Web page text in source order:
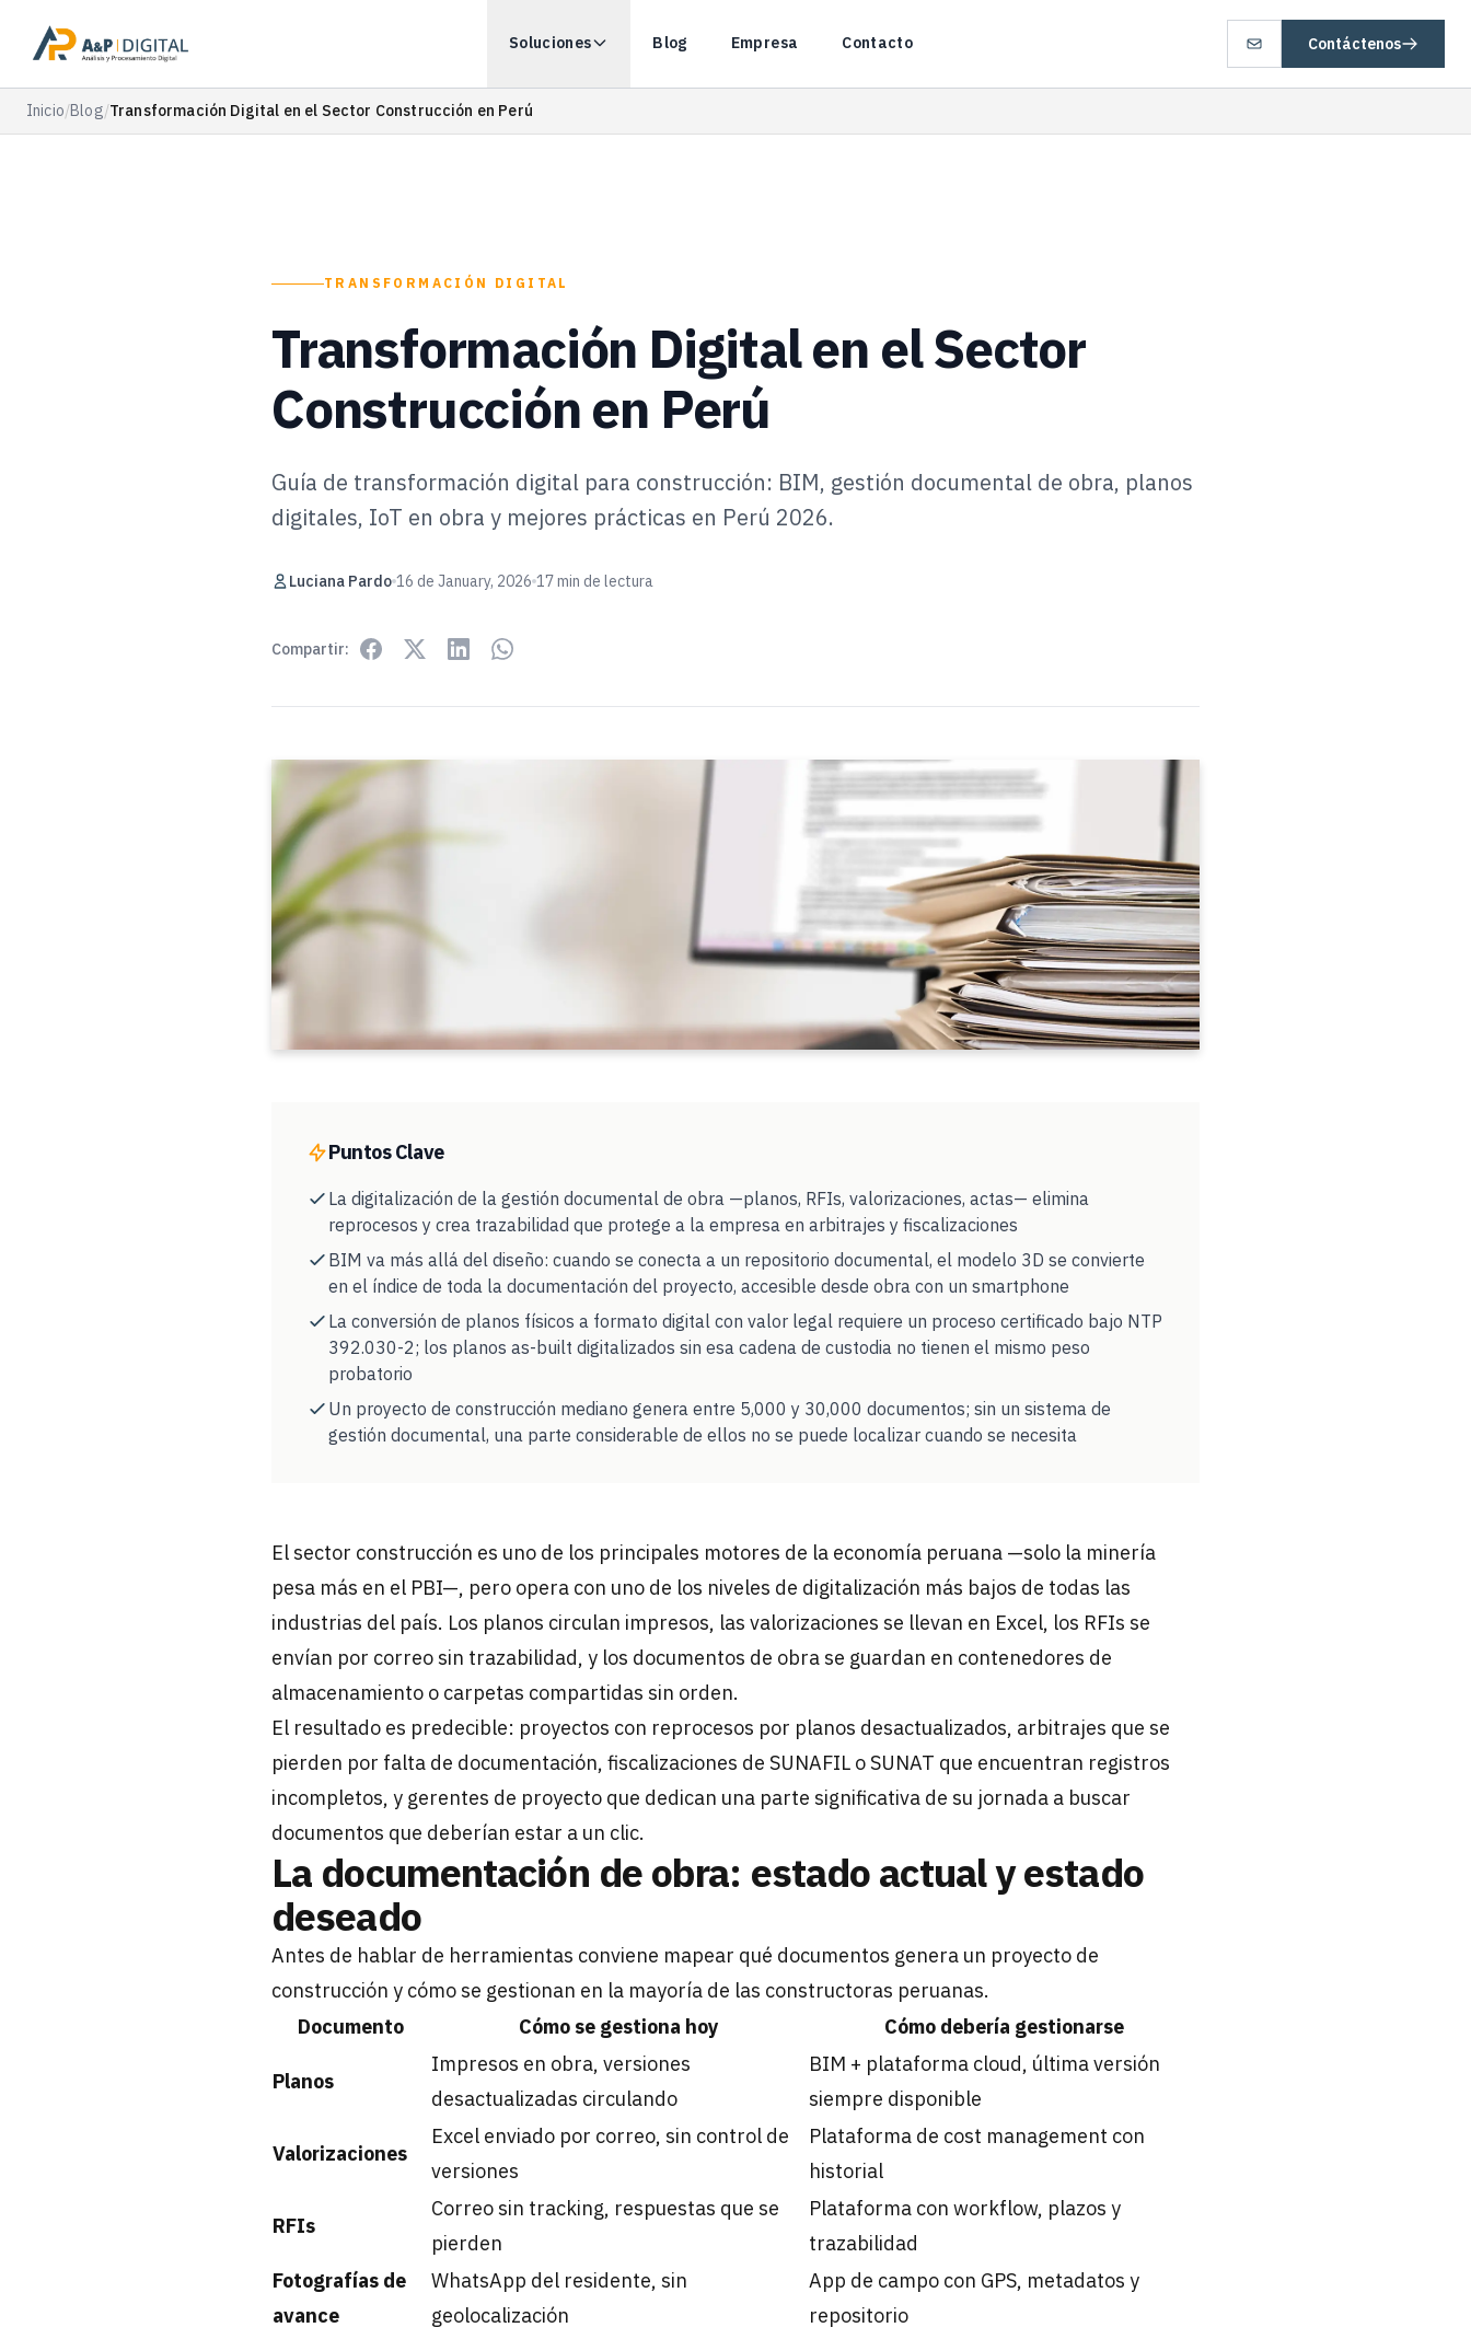
Soluciones Blog Empresa Contacto Contáctenos
Inicio/Blog/Transformación Digital en el Sector Construcción en Perú
TRANSFORMACIÓN DIGITAL
Transformación Digital en el Sector
Construcción en Perú
Guía de transformación digital para construcción: BIM, gestión documental de obra, planos
digitales, IoT en obra y mejores prácticas en Perú 2026.
Luciana Pardo 16 de January, 2026 17 min de lectura
Compartir:
Puntos Clave
La digitalización de la gestión documental de obra —planos, RFIs, valorizaciones, actas— elimina
reprocesos y crea trazabilidad que protege a la empresa en arbitrajes y fiscalizaciones
BIM va más allá del diseño: cuando se conecta a un repositorio documental, el modelo 3D se convierte
en el índice de toda la documentación del proyecto, accesible desde obra con un smartphone
La conversión de planos físicos a formato digital con valor legal requiere un proceso certificado bajo NTP
392.030-2; los planos as-built digitalizados sin esa cadena de custodia no tienen el mismo peso
probatorio
Un proyecto de construcción mediano genera entre 5,000 y 30,000 documentos; sin un sistema de
gestión documental, una parte considerable de ellos no se puede localizar cuando se necesita
El sector construcción es uno de los principales motores de la economía peruana —solo la minería
pesa más en el PBI—, pero opera con uno de los niveles de digitalización más bajos de todas las
industrias del país. Los planos circulan impresos, las valorizaciones se llevan en Excel, los RFIs se
envían por correo sin trazabilidad, y los documentos de obra se guardan en contenedores de
almacenamiento o carpetas compartidas sin orden.
El resultado es predecible: proyectos con reprocesos por planos desactualizados, arbitrajes que se
pierden por falta de documentación, fiscalizaciones de SUNAFIL o SUNAT que encuentran registros
incompletos, y gerentes de proyecto que dedican una parte significativa de su jornada a buscar
documentos que deberían estar a un clic.
La documentación de obra: estado actual y estado
deseado
Antes de hablar de herramientas conviene mapear qué documentos genera un proyecto de
construcción y cómo se gestionan en la mayoría de las constructoras peruanas.
Documento
Cómo se gestiona hoy Cómo debería gestionarse
Planos
Impresos en obra, versiones
desactualizadas circulando
BIM + plataforma cloud, última versión
siempre disponible
Valorizaciones
Excel enviado por correo, sin control de
versiones
Plataforma de cost management con
historial
RFIs
Correo sin tracking, respuestas que se
pierden
Plataforma con workflow, plazos y
trazabilidad
Fotografías de
avance
WhatsApp del residente, sin
geolocalización
App de campo con GPS, metadatos y
repositorio